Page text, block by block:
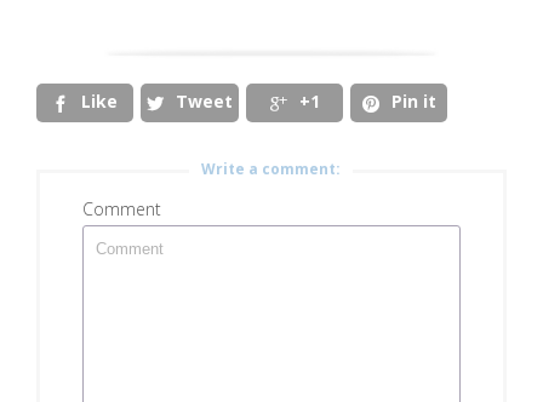
 Like  Tweet  +1  Pin it
Write a comment:
Comment